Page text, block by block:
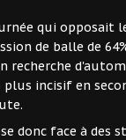
qui opposait
de balle de
recherche
incisif en
donc face à des